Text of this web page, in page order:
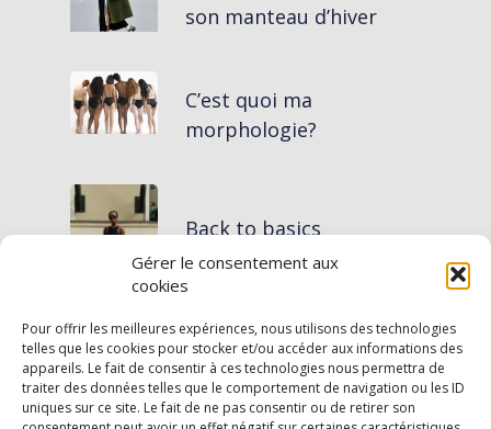
Gérer le consentement aux
cookies
Pour offrir les meilleures expériences, nous utilisons des technologies
telles que les cookies pour stocker et/ou accéder aux informations des
appareils. Le fait de consentir à ces technologies nous permettra de
traiter des données telles que le comportement de navigation ou les ID
uniques sur ce site. Le fait de ne pas consentir ou de retirer son
son manteau d’hiver
C’est quoi ma
morphologie?
Back to basics
de bain en fonction de
sa morphologie.